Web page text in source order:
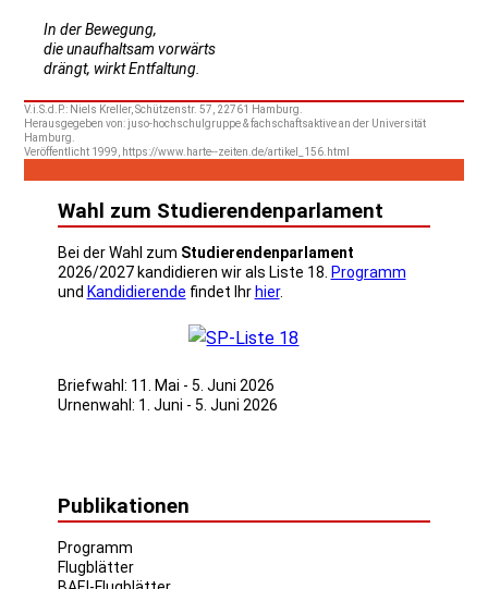
In der Bewegung,
die unaufhaltsam vorwärts
drängt, wirkt Entfaltung.
V.i.S.d.P.: Niels Kreller, Schützenstr. 57, 22761 Hamburg.
Herausgegeben von: juso-hochschulgruppe & fachschaftsaktive an der Universität
Hamburg.
Veröffentlicht 1999, https://www.harte--zeiten.de/artikel_156.html
Wahl zum Studierendenparlament
Bei der Wahl zum Studierendenparlament
2026/2027 kandidieren wir als Liste 18. Programm
und Kandidierende findet Ihr hier.
Briefwahl: 11. Mai - 5. Juni 2026
Urnenwahl: 1. Juni - 5. Juni 2026
Publikationen
Programm
Flugblätter